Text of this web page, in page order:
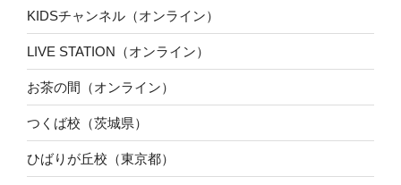
KIDSチャンネル（オンライン）
LIVE STATION（オンライン）
お茶の間（オンライン）
つくば校（茨城県）
ひばりが丘校（東京都）